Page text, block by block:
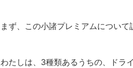
まず、この小諸プレミアムについ
わたしは、3種類あるうちの、ドラ